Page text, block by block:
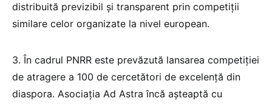
distribuită previzibil și transparent prin competiții
similare celor organizate la nivel european.
3. În cadrul PNRR este prevăzută lansarea competiției
de atragere a 100 de cercetători de excelență din
diaspora. Asociația Ad Astra încă așteaptă cu